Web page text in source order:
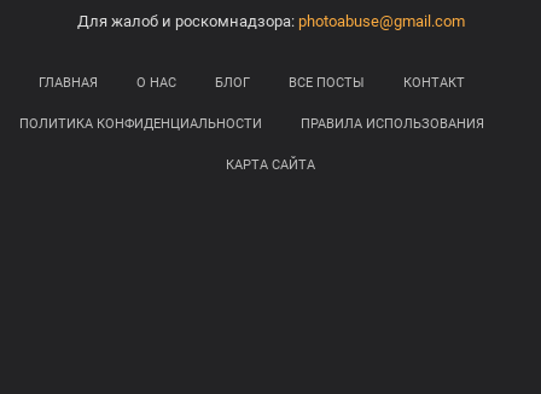
Для жалоб и роскомнадзора: photoabuse@gmail.com
ГЛАВНАЯ О НАС БЛОГ ВСЕ ПОСТЫ КОНТАКТ
ПОЛИТИКА КОНФИДЕНЦИАЛЬНОСТИ ПРАВИЛА ИСПОЛЬЗОВАНИЯ
КАРТА САЙТА